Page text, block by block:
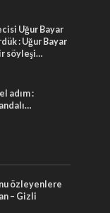
Uğur Bayar
: Uğur Bayar
söyleşi…
adım :
özleyenlere
– Gizli